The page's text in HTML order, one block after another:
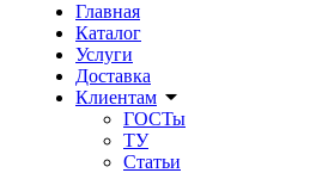
Главная
Каталог
Услуги
Доставка
Клиентам
ГОСТы
ТУ
Статьи